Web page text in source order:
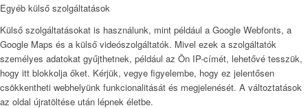
Egyéb külső szolgáltatások
Külső szolgáltatásokat is használunk, mint például a Google Webfonts, a
Google Maps és a külső videószolgáltatók. Mivel ezek a szolgáltatók
személyes adatokat gyűjthetnek, például az Ön IP-címét, lehetővé tesszük,
hogy itt blokkolja őket. Kérjük, vegye figyelembe, hogy ez jelentősen
csökkentheti webhelyünk funkcionalitását és megjelenését. A változtatások
az oldal újratöltése után lépnek életbe.